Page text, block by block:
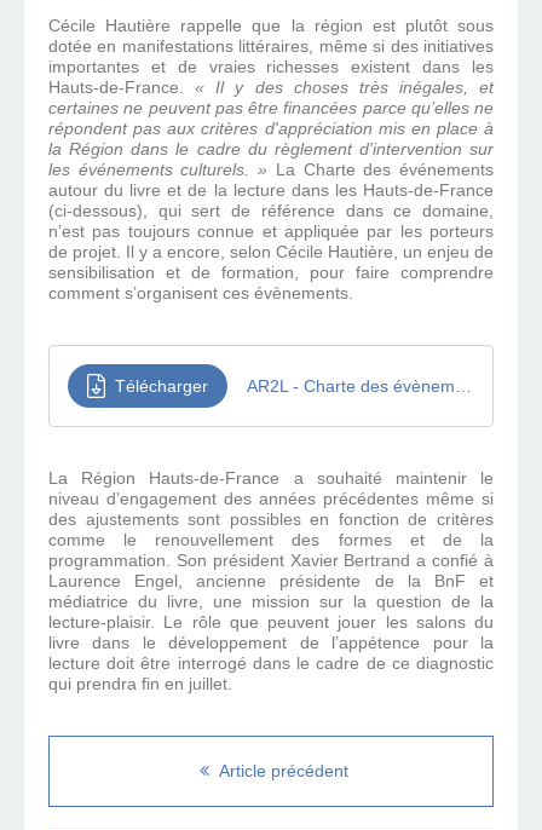
Cécile Hautière rappelle que la région est plutôt sous
dotée en manifestations littéraires, même si des initiatives
importantes et de vraies richesses existent dans les
Hauts-de-France.« Il y des choses très inégales, et
certaines ne peuvent pas être financées parce qu’elles ne
répondent pas aux critères d'appréciation mis en place à
la Région dans le cadre du règlement d'intervention sur
les événements culturels. » La Charte des événements
autour du livre et de la lecture dans les Hauts-de-France
(ci-dessous), qui sert de référence dans ce domaine,
n’est pas toujours connue et appliquée par les porteurs
de projet. Il y a encore, selon Cécile Hautière, un enjeu de
sensibilisation et de formation, pour faire comprendre
comment s’organisent ces évènements.
Télécharger
La Région Hauts-de-France a souhaité maintenir le
niveau d’engagement des années précédentes même si
des ajustements sont possibles en fonction de critères
comme le renouvellement des formes et de la
programmation. Son président Xavier Bertrand a confié à
Laurence Engel, ancienne présidente de la BnF et
médiatrice du livre, une mission sur la question de la
lecture-plaisir. Le rôle que peuvent jouer les salons du
livre dans le développement de l’appétence pour la
lecture doit être interrogé dans le cadre de ce diagnostic
qui prendra fin en juillet.
Article précédent